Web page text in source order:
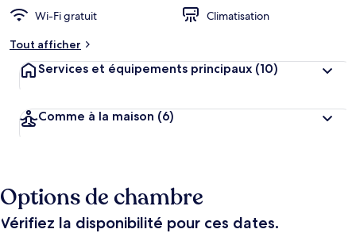
Wi-Fi gratuit
Climatisation
Tout afficher
Services et équipements principaux (10)
Comme à la maison (6)
Options de chambre
Vérifiez la disponibilité pour ces dates.